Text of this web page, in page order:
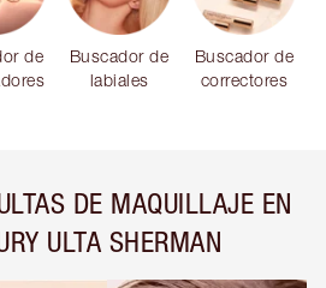
de
Buscador de
labiales
Buscador de
correctores
DE MAQUILLAJE EN
ULTA SHERMAN